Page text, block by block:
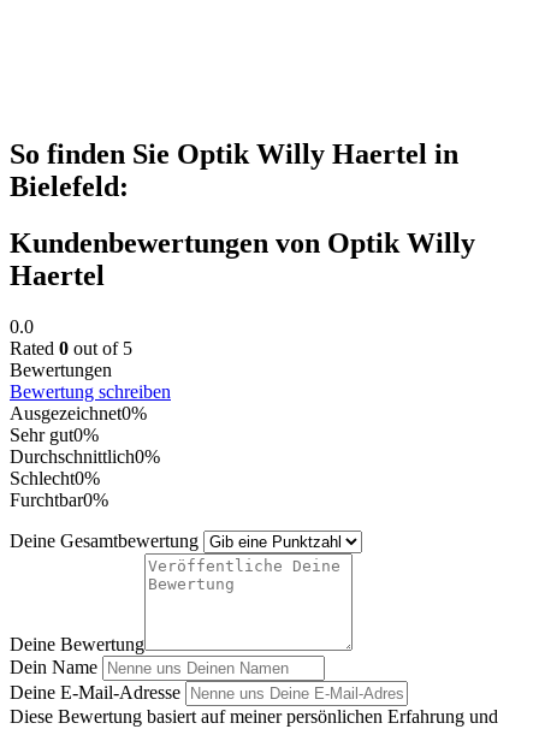
So finden Sie Optik Willy Haertel in
Bielefeld:
Kundenbewertungen von Optik Willy
Haertel
0.0
Rated 0 out of 5
Bewertungen
Bewertung schreiben
Ausgezeichnet0%
Sehr gut0%
Durchschnittlich0%
Schlecht0%
Furchtbar0%
Deine Gesamtbewertung
Deine Bewertung
Dein Name
Deine E-Mail-Adresse
Diese Bewertung basiert auf meiner persönlichen Erfahrung und